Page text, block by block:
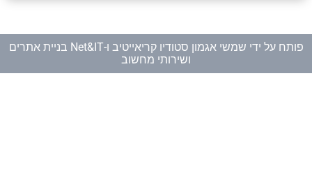
פותח על ידי שמשי אגמון סטודיו קריאייטיב ו-
Net&IT בניית אתרים
ושירותי מחשוב